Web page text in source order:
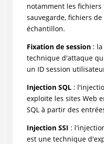
notamment les
sauvegarde, fichiers
échantillon.
Fixation de session: la
technique d'attaque
un ID session
Injection SQL:
exploite les sites Web
SQL à partir des
Injection SSI :
est une technique